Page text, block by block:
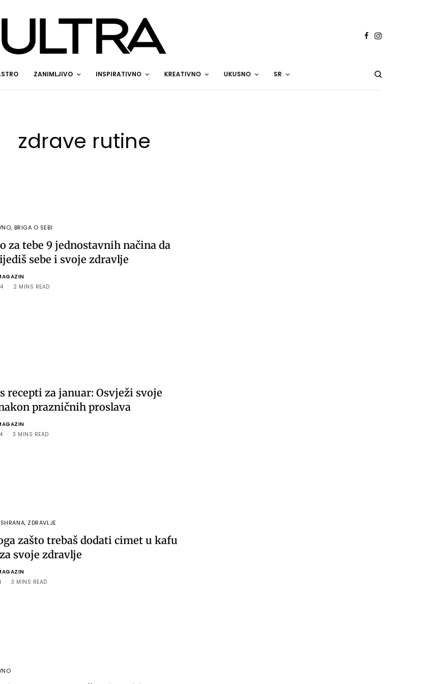
ZANIMLJIVO INSPIRATIVNO KREATIVNO UKUSNO SR
zdrave rutine
, BRIGA O SEBI
za tebe 9 jednostavnih načina da
sebe i svoje zdravlje
2 MINS READ
recepti za januar: Osvježi svoje
prazničnih proslava
3 MINS READ
, ZDRAVLJE
zašto trebaš dodati cimet u kafu
svoje zdravlje
3 MINS READ